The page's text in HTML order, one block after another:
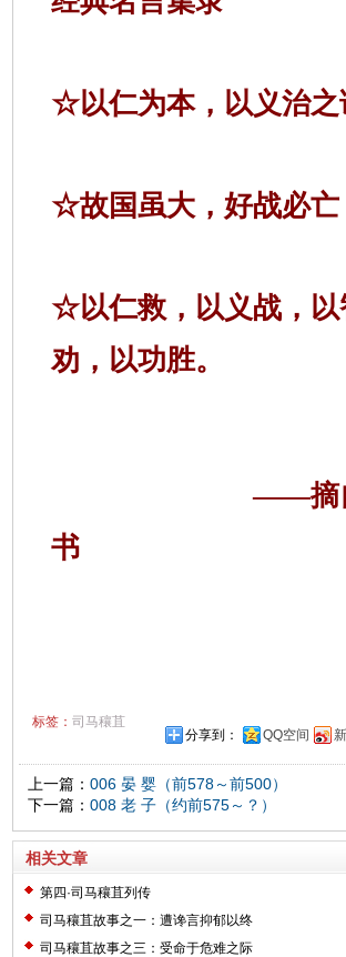
☆以仁为本，以义治之
☆故国虽大，好战必
☆以仁救，以义战，
劝，以功胜。
——摘
书
标签： 司马穰苴
分享到：
QQ空间
上一篇： 006 晏 婴（前578～前500）
下一篇： 008 老 子（约前575～？）
相关文章
第四·司马穰苴列传
司马穰苴故事之一：遭谗言抑郁以终
司马穰苴故事之三：受命于危难之际